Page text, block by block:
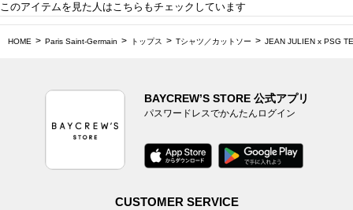
このアイテムを見た人はこちらもチェックしています
HOME Paris Saint-Germain トップス Tシャツ／カットソー JEAN JULIEN x PSG
BAYCREW’S STORE 公式アプリ
パスワードレスでかんたんログイン
CUSTOMER SERVICE